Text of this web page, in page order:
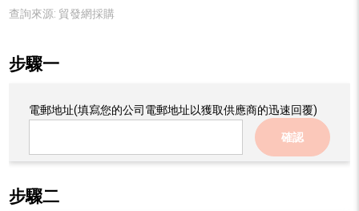
查詢來源: 貿發網採購
步驟一
電郵地址(填寫您的公司電郵地址以獲取供應商的迅速回覆)
確認
步驟二